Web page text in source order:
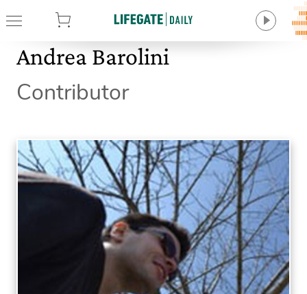
Andrea Barolini
Contributor